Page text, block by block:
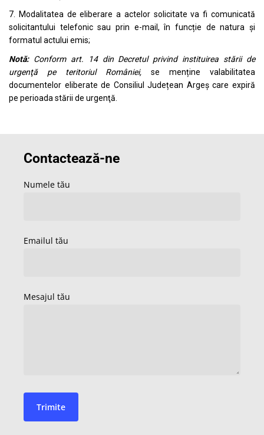
7. Modalitatea de eliberare a actelor solicitate va fi comunicată
solicitantului telefonic sau prin e-mail, în funcție de natura și
formatul actului emis;
Notă: Conform art. 14 din Decretul privind instituirea stării de
urgenţă pe teritoriul României, se menține valabilitatea
documentelor eliberate de Consiliul Județean Argeș care expiră
pe perioada stării de urgenţă.